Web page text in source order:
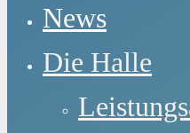
News
Die Halle